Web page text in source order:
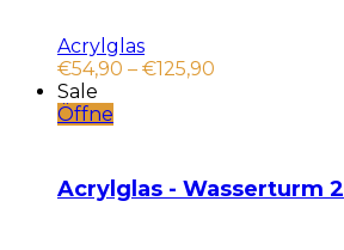
Acrylglas
€54,90 – €125,90
Sale
Öffne
Acrylglas - Wasserturm 2